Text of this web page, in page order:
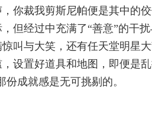
你裁我剪斯尼帕便是其中的
但经过中充满了“善意”的干
叫与大笑，还有任天堂明星
设置好道具和地图，即便是
成就感是无可挑剔的。